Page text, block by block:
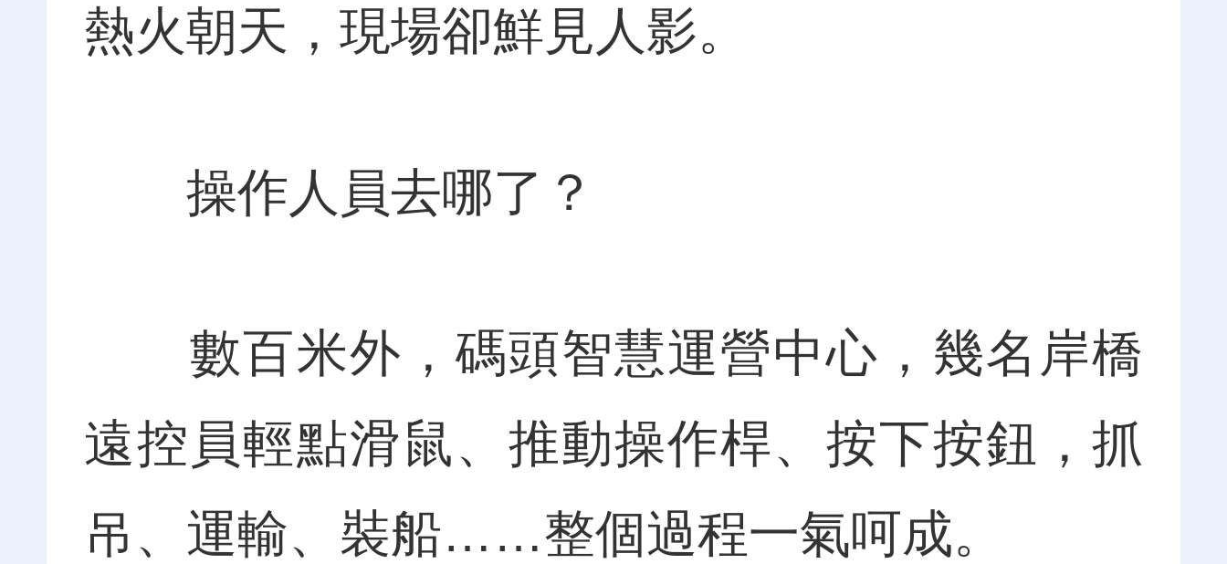
熱火朝天，現場卻鮮見人影。
操作人員去哪了？
數百米外，碼頭智慧運營中心，幾名岸橋
遠控員輕點滑鼠、推動操作桿、按下按鈕，抓
吊、運輸、裝船……整個過程一氣呵成。